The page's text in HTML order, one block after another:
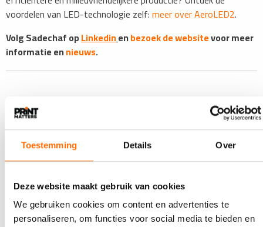
Toestemming Details Over
Deze website maakt gebruik van cookies
We gebruiken cookies om content en advertenties te
personaliseren, om functies voor social media te bieden en
voordelen van LED-technologie zelf:meer over AeroLED2.
Volg Sadechaf opLinkedinenbezoek de websitevoor meer
informatie ennieuws.
Lees ook